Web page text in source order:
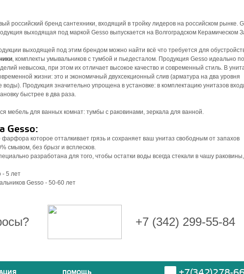
российский бренд сантехники, входящий в тройку лидеров на российском рынке.
выходящая под маркой Gesso выпускается на Волгоградском Керамическом
выходящей под этим брендом можно найти всё что требуется для
, комплекты умывальников с тумбой и пьедесталом. Продукция Gesso идеально
невысока, при этом их отличает высокое качество и современный стиль. В
жизни: это и экономичный двухсекционный слив (арматура на два уровня
Продукция значительно упрощена в установке: в комплектацию унитазов
быстрее в два раза.
мебель для ванных комнат: тумбы с раковинами, зеркала для ванной.
Gesso:
которое отталкивает грязь и сохраняет ваш унитаз свободным от запахов
смывом, без брызг и всплесков.
разработана для того, чтобы остатки воды всегда стекали в чашу
- 5 лет
Gesso - 50-60 лет
+7 (342) 299-55-84